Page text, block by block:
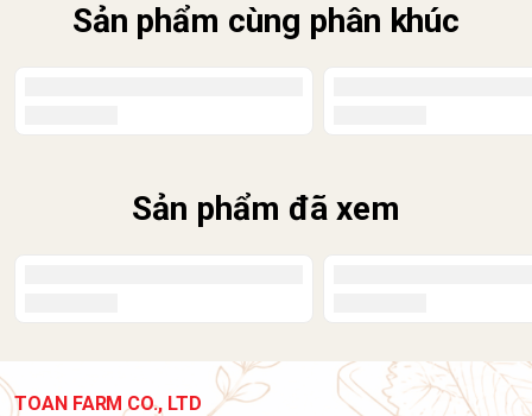
Sản phẩm cùng phân khúc
Sản phẩm đã xem
TOAN FARM CO., LTD